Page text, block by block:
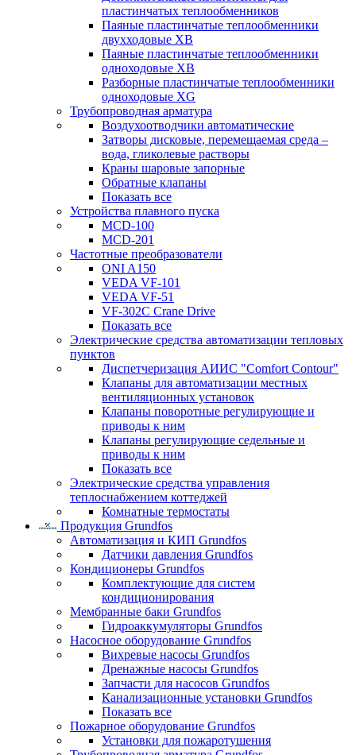
пластинчатых теплообменников
Паяные пластинчатые теплообменники
двухходовые XB
Паяные пластинчатые теплообменники
одноходовые ХВ
Разборные пластинчатые теплообменники
одноходовые ХG
Трубопроводная арматура
Воздухоотводчики автоматические
Затворы дисковые, перемещаемая среда –
вода, гликолевые растворы
Краны шаровые запорные
Обратные клапаны
Показать все
Устройства плавного пуска
MCD-100
MCD-201
Частотные преобразователи
ONI A150
VEDA VF-101
VEDA VF-51
VF-302C Crane Drive
Показать все
Электрические средства автоматизации тепловых
пунктов
Диспетчеризация АИИС "Comfort Contour"
Клапаны для автоматизации местных
вентиляционных установок
Клапаны поворотные регулирующие и
приводы к ним
Клапаны регулирующие седельные и
приводы к ним
Показать все
Электрические средства управления
теплоснабжением коттеджей
Комнатные термостаты
Продукция Grundfos
Автоматизация и КИП Grundfos
Датчики давления Grundfos
Кондиционеры Grundfos
Комплектующие для систем
кондиционирования
Мембранные баки Grundfos
Гидроаккумуляторы Grundfos
Насосное оборудование Grundfos
Вихревые насосы Grundfos
Дренажные насосы Grundfos
Запчасти для насосов Grundfos
Канализационные установки Grundfos
Показать все
Пожарное оборудование Grundfos
Установки для пожаротушения